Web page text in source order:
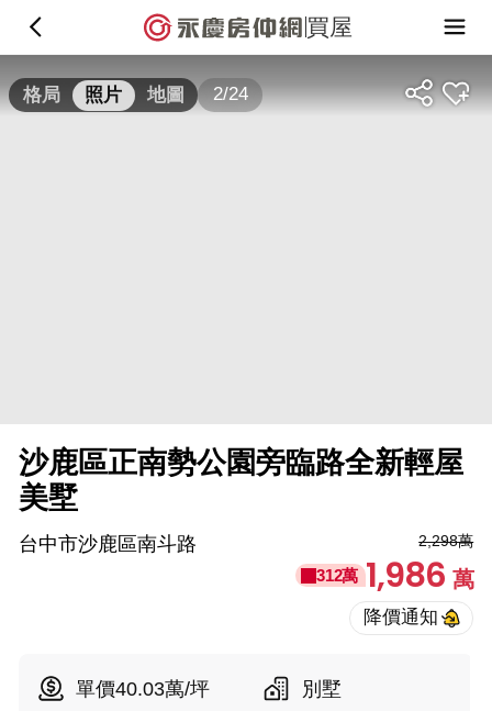
買屋
格局 照片 地圖 2/24
沙鹿區正南勢公園旁臨路全新輕屋
美墅
台中市沙鹿區南斗路 2,298萬
312萬 1,986萬
單價40.03萬/坪 別墅